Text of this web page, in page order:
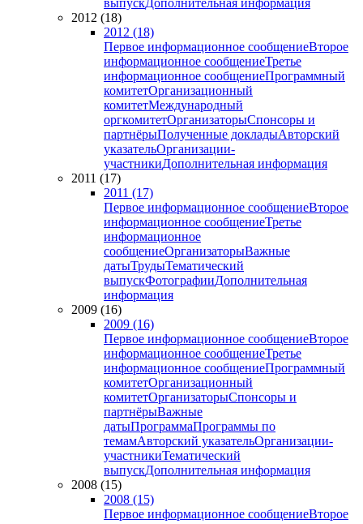
выпускДополнительная информация
2012 (18)
2012 (18)
Первое информационное сообщениеВторое
информационное сообщениеТретье
информационное сообщениеПрограммный
комитетОрганизационный
комитетМеждународный
оргкомитетОрганизаторыСпонсоры и
партнёрыПолученные докладыАвторский
указательОрганизации-
участникиДополнительная информация
2011 (17)
2011 (17)
Первое информационное сообщениеВторое
информационное сообщениеТретье
информационное
сообщениеОрганизаторыВажные
датыТрудыТематический
выпускФотографииДополнительная
информация
2009 (16)
2009 (16)
Первое информационное сообщениеВторое
информационное сообщениеТретье
информационное сообщениеПрограммный
комитетОрганизационный
комитетОрганизаторыСпонсоры и
партнёрыВажные
датыПрограммаПрограммы по
темамАвторский указательОрганизации-
участникиТематический
выпускДополнительная информация
2008 (15)
2008 (15)
Первое информационное сообщениеВторое